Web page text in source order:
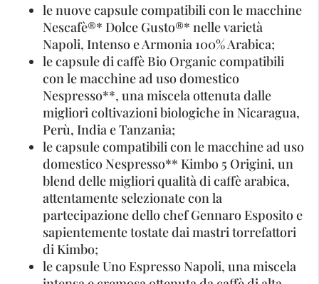
le nuove capsule compatibili con le macchine
Nescafè®* Dolce Gusto®* nelle varietà
Napoli, Intenso e Armonia 100% Arabica;
le capsule di caffè Bio Organic compatibili
con le macchine ad uso domestico
Nespresso**, una miscela ottenuta dalle
migliori coltivazioni biologiche in Nicaragua,
Perù, India e Tanzania;
le capsule compatibili con le macchine ad uso
domestico Nespresso** Kimbo 5 Origini, un
blend delle migliori qualità di caffè arabica,
attentamente selezionate con la
partecipazione dello chef Gennaro Esposito e
sapientemente tostate dai mastri torrefattori
di Kimbo;
le capsule Uno Espresso Napoli, una miscela